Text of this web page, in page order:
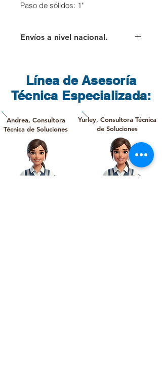
Paso de sólidos: 1"
Envíos a nivel nacional.
flete que cobra directamente la
transportadora.
Línea de Asesoría
Técnica Especializada:
Andrea, Consultora
Técnica de Soluciones
Yurley, Consultora Técnica
de Soluciones